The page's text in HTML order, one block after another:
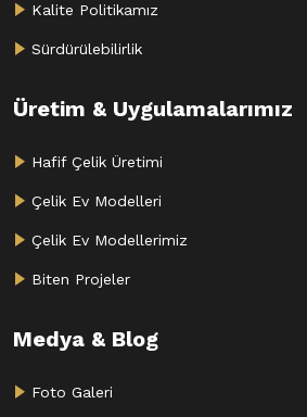
Kalite Politikamız
Sürdürülebilirlik
Üretim & Uygulamalarımız
Hafif Çelik Üretimi
Çelik Ev Modelleri
Çelik Ev Modellerimiz
Biten Projeler
Medya & Blog
Foto Galeri